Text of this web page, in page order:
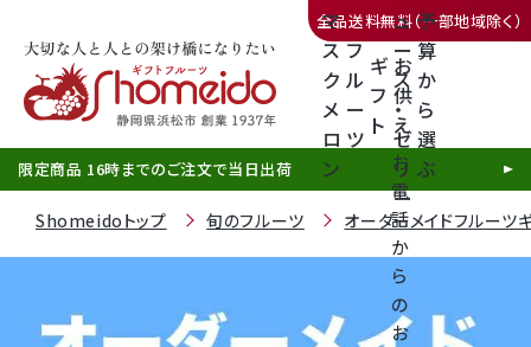
全品送料無料（一部地域除く）
マ
ス
ク
メ
ロ
ン
フ
ル
ー
ツ
ギ
フ
ト
お
供
え
ュ
ー
ス
・
ゼ
リ
ー
予
算
か
ら
選
ぶ
お
電
話
か
ら
の
お
静岡産クラウンメロン
限定商品 16時までのご注文で当日出荷
Shomeidoトップ 旬のフルーツ オーダーメイドフルーツ